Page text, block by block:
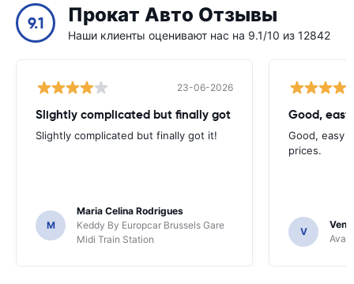
9.1 Прокат Авто Отзывы
Наши клиенты оценивают нас на 9.1/10 из 12842
23-06-2026
Slightly complicated but finally got
Slightly complicated but finally got it!
M
Maria Celina Rodrigues
Keddy By Europcar Brussels Gare
Midi Train Station
Good,
Good, easy
prices.
V